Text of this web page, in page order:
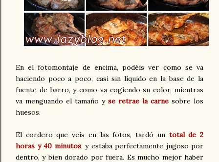
En el fotomontaje de encima, podéis ver como se va
haciendo poco a poco, casi sin líquido en la base de la
fuente de barro, y como va cogiendo su color, mientras
va menguando el tamaño y se retrae la carne sobre los
huesos.
El cordero que veis en las fotos, tardó un total de 2
horas y 40 minutos, y estaba perfectamente jugoso por
dentro, y bien dorado por fuera. Es mucho mejor haber